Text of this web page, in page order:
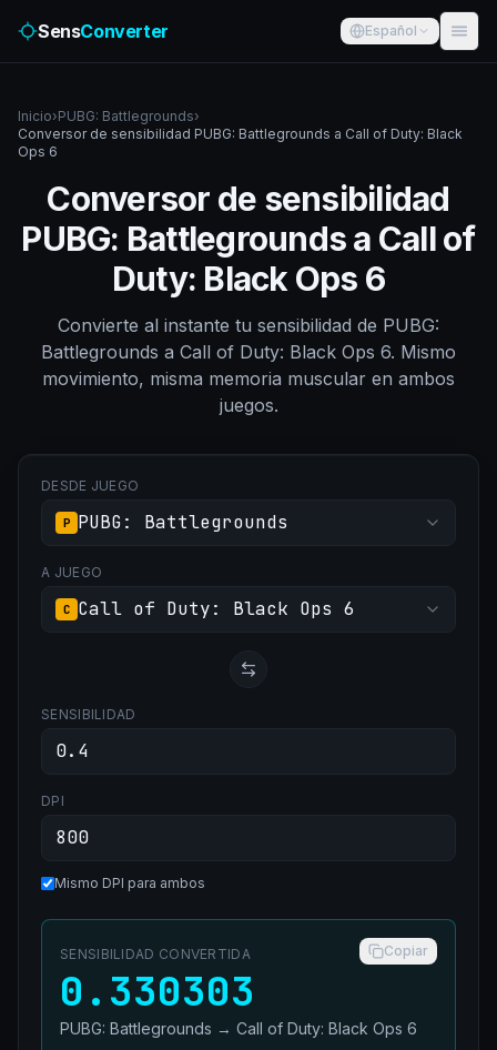
SensConverter Español
Inicio›PUBG: Battlegrounds›
Conversor de sensibilidad PUBG: Battlegrounds a Call of Duty: Black
Ops 6
Conversor de sensibilidad
PUBG: Battlegrounds a Call of
Duty: Black Ops 6
Convierte al instante tu sensibilidad de PUBG:
Battlegrounds a Call of Duty: Black Ops 6. Mismo
movimiento, misma memoria muscular en ambos
juegos.
DESDE JUEGO
P PUBG: Battlegrounds
A JUEGO
C Call of Duty: Black Ops 6
SENSIBILIDAD
DPI
Mismo DPI para ambos
SENSIBILIDAD CONVERTIDA Copiar
0.330303
PUBG: Battlegrounds → Call of Duty: Black Ops 6